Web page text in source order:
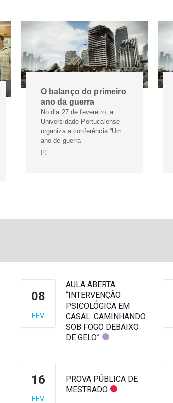
O balanço do primeiro
ano da guerra
No dia 27 de fevereiro, a
Universidade Portucalense
organiza a conferência “Um
ano de guerra
[+]
08
FEV
AULA ABERTA
“INTERVENÇÃO
PSICOLÓGICA EM
CASAL: CAMINHANDO
SOB FOGO DEBAIXO
DE GELO”
16
FEV
PROVA PÚBLICA DE
MESTRADO